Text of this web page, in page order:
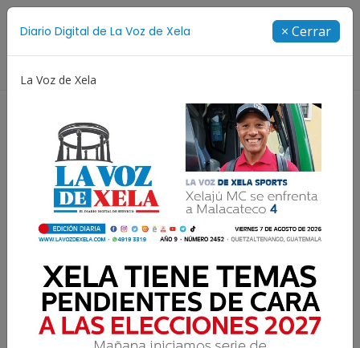
Diario Digital de La Voz de Xela × Cerrar
La Voz de Xela
Construir el futuro, hoy
Las nuevas tecnologías están transformando la